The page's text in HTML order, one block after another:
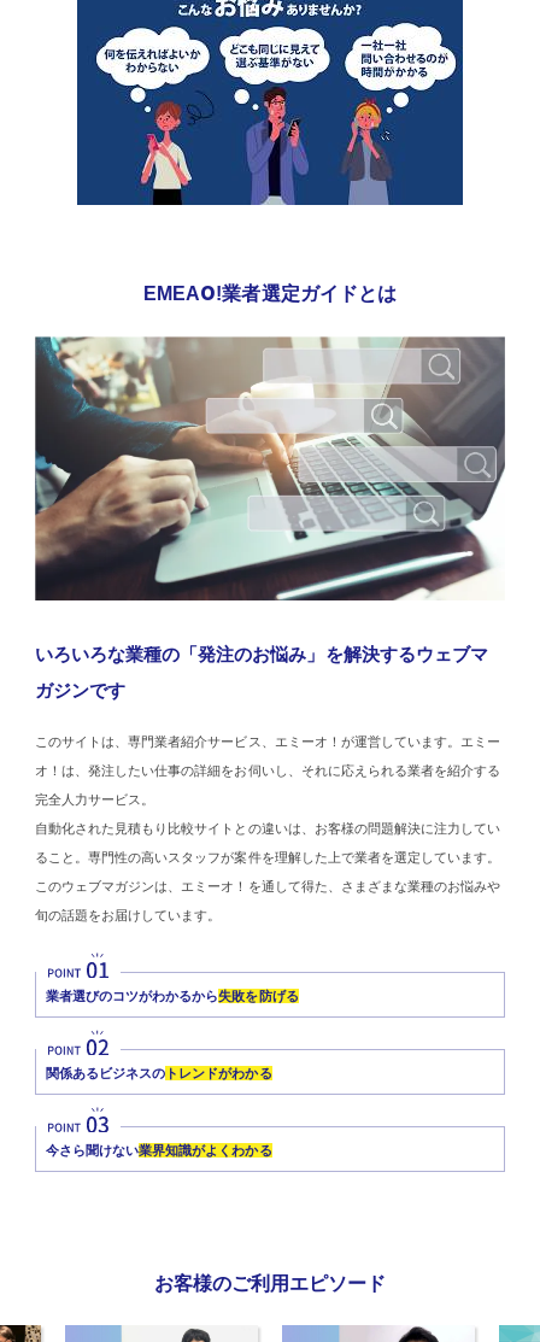
EMEAO!業者選定ガイドとは
いろいろな業種の「発注のお悩み」を解決するウェブマ
ガジンです
このサイトは、専門業者紹介サービス、エミーオ！が運営しています。エミー
オ！は、発注したい仕事の詳細をお伺いし、それに応えられる業者を紹介する
完全人力サービス。
自動化された見積もり比較サイトとの違いは、お客様の問題解決に注力してい
ること。専門性の高いスタッフが案件を理解した上で業者を選定しています。
このウェブマガジンは、エミーオ！を通して得た、さまざまな業種のお悩みや
旬の話題をお届けしています。
業者選びのコツがわかるから失敗を防げる
関係あるビジネスの トレンドがわかる
今さら聞けない業界知識がよくわかる
お客様のご利用エピソード